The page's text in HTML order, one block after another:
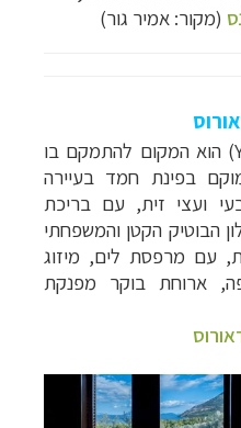
(מקור: אמיר גור)
(Yialasi Hotel) הוא המקום להתמקם בו
בפינת חמד בעיירה
ועצי זית, עם בריכת
הבוטיק הקטן והמשפחתי
עם מרפסת לים, מיזוג
ארוחת בוקר מפנקת
לחצו לרשימת היעדים »
לחצו לכל מסלולי ההפלגות »
הצפוני
לחצו לקבלת כל